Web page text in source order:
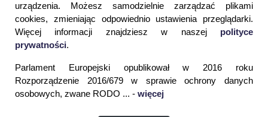
urządzenia. Możesz samodzielnie zarządzać plikami
cookies, zmieniając odpowiednio ustawienia przeglądarki.
Więcej informacji znajdziesz w naszej polityce
prywatności.
Parlament Europejski opublikował w 2016 roku
Rozporządzenie 2016/679 w sprawie ochrony danych
osobowych, zwane RODO ... - więcej